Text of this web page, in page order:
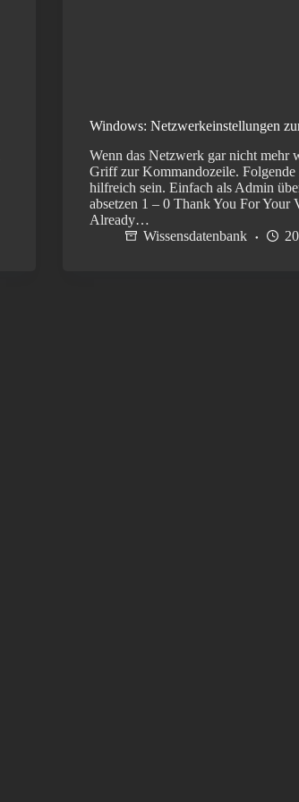
Windows: Netzwerkeinstellungen
Wenn das Netzwerk gar nicht mehr
Griff zur Kommandozeile. Folgende
hilfreich sein. Einfach als Admin
absetzen 1 – 0 Thank You For Your
Already…
Wissensdatenbank